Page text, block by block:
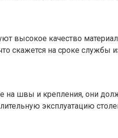
высокое качество
скажется на сроке службы
на швы и крепления, они
эксплуатацию